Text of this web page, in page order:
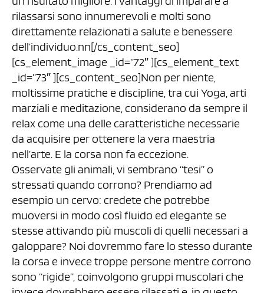
rilassarsi sono innumerevoli e molti sono
direttamente relazionati a salute e benessere
dell’individuo.nn[/cs_content_seo]
[cs_element_image _id=”72″ ][cs_element_text
_id=”73″ ][cs_content_seo]Non per niente,
moltissime pratiche e discipline, tra cui Yoga, arti
marziali e meditazione, considerano da sempre il
relax come una delle caratteristiche necessarie
da acquisire per ottenere la vera maestria
nell’arte. E la corsa non fa eccezione.
Osservate gli animali, vi sembrano “tesi” o
stressati quando corrono? Prendiamo ad
esempio un cervo: credete che potrebbe
muoversi in modo così fluido ed elegante se
stesse attivando più muscoli di quelli necessari a
galoppare? Noi dovremmo fare lo stesso durante
la corsa e invece troppe persone mentre corrono
sono “rigide”, coinvolgono gruppi muscolari che